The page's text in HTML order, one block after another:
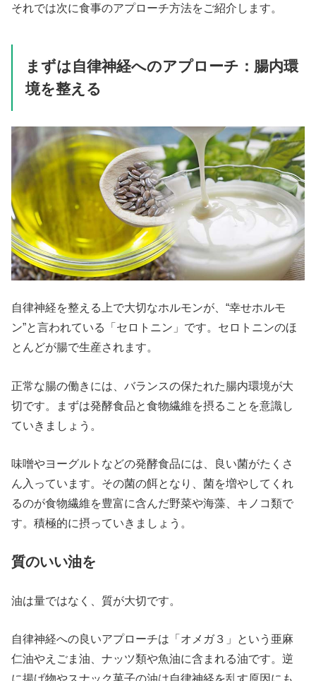
それでは次に食事のアプローチ方法をご紹介します。
まずは自律神経へのアプローチ：腸内環
境を整える
自律神経を整える上で大切なホルモンが、“幸せホルモ
ン”と言われている「セロトニン」です。セロトニンのほ
とんどが腸で生産されます。
正常な腸の働きには、バランスの保たれた腸内環境が大
切です。まずは発酵食品と食物繊維を摂ることを意識し
ていきましょう。
味噌やヨーグルトなどの発酵食品には、良い菌がたくさ
ん入っています。その菌の餌となり、菌を増やしてくれ
るのが食物繊維を豊富に含んだ野菜や海藻、キノコ類で
す。積極的に摂っていきましょう。
質のいい油を
油は量ではなく、質が大切です。
自律神経への良いアプローチは「オメガ３」という亜麻
仁油やえごま油、ナッツ類や魚油に含まれる油です。逆
に揚げ物やスナック菓子の油は自律神経を乱す原因にも